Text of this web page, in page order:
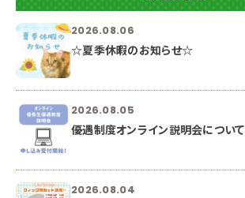
2026.08.06
☆夏季休暇のお知らせ☆
2026.08.05
優遇制度オンライン説明会について
2026.08.04